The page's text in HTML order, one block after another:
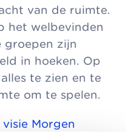
van de ruimte.
het welbevinden
groepen zijn
in hoeken. Op
te zien en te
om te spelen.
Morgen